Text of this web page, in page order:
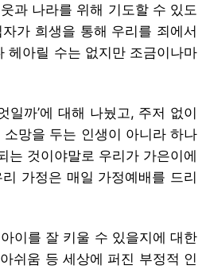
소망을 두는 인생이 아니라 하나
는 것이야말로 우리가 가은이에
가정은 매일 가정예배를 드리
이를 잘 키울 수 있을지에 대한
쉬움 등 세상에 퍼진 부정적 인
고 이전에 알지 못했던 기쁨과